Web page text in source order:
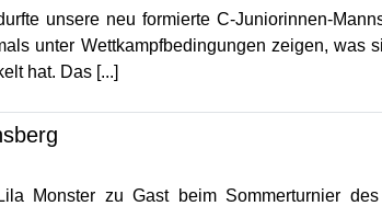
unsere neu formierte C-Juniorinnen-
unter Wettkampfbedingungen zeigen, was
hat. Das [...]
Monster zu Gast beim Sommerturnier